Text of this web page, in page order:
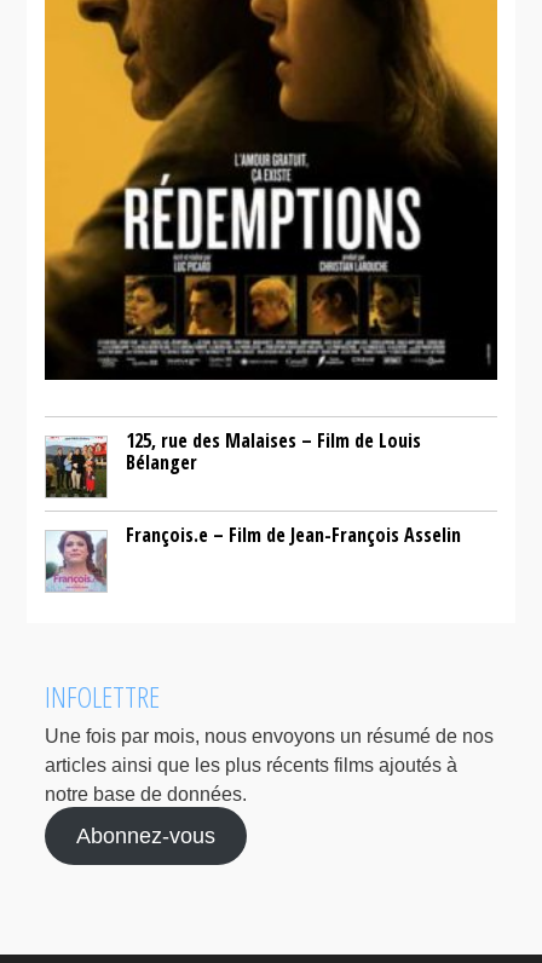
125, rue des Malaises – Film de Louis
Bélanger
François.e – Film de Jean-François Asselin
INFOLETTRE
Une fois par mois, nous envoyons un résumé de nos
articles ainsi que les plus récents films ajoutés à
notre base de données.
Abonnez-vous